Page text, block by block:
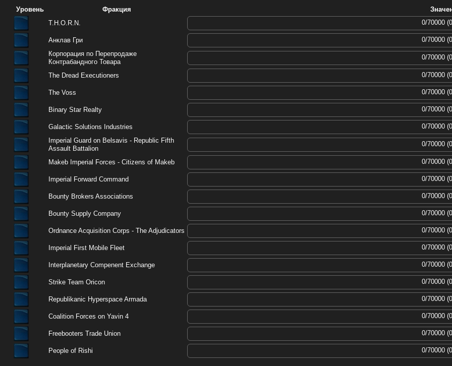
Уровень Фракция
T.H.O.R.N.
0/70000
Анклав Гри
0/70000
Корпорация по Перепродаже
Контрабандного Товара
0/70000
The Dread Executioners 0/70000
The Voss 0/70000
Binary Star Realty 0/70000
Galactic Solutions Industries
0/70000
Imperial Guard on Belsavis - Republic Fifth
Assault Battalion
0/70000
Makeb Imperial Forces - Citizens of Makeb 0/70000
Imperial Forward Command 0/70000
Bounty Brokers Associations 0/70000
Bounty Supply Company 0/70000
Ordnance Acquisition Corps - The Adjudicators 0/70000
Imperial First Mobile Fleet 0/70000
Interplanetary Compenent Exchange 0/70000
Strike Team Oricon 0/70000
Republikanic Hyperspace Armada 0/70000
Coalition Forces on Yavin 4 0/70000
Freebooters Trade Union 0/70000
People of Rishi 0/70000